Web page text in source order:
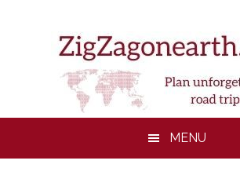
MENU